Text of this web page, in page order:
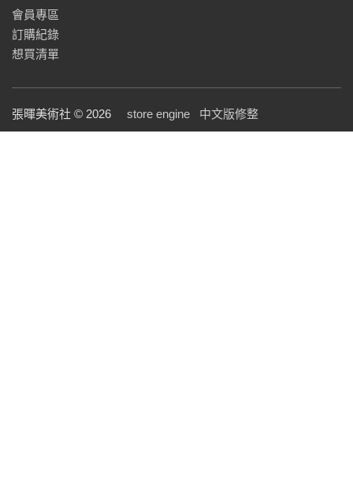
會員專區
訂購紀錄
想買清單
張暉美術社 © 2026 store engine 中文版修整